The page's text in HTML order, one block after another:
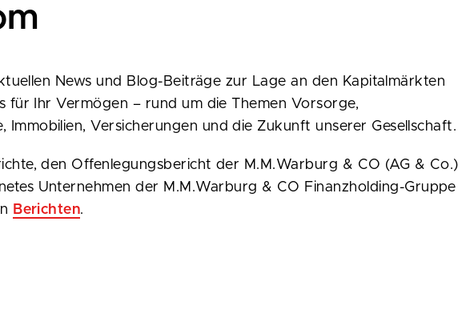
News und Blog-Beiträge zur Lage an den Kapitalmärkten
für Ihr Vermögen – rund um die Themen Vorsorge,
Immobilien, Versicherungen und die Zukunft unserer Gesellschaft.
den Offenlegungsbericht der M.M.Warburg & CO (AG & Co.)
Unternehmen der M.M.Warburg & CO Finanzholding-Gruppe
Berichten.